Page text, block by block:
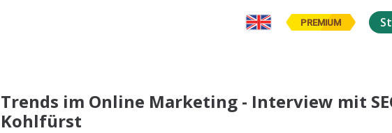
PREMIUM
Trends im Online Marketing - Interview mit
Kohlfürst